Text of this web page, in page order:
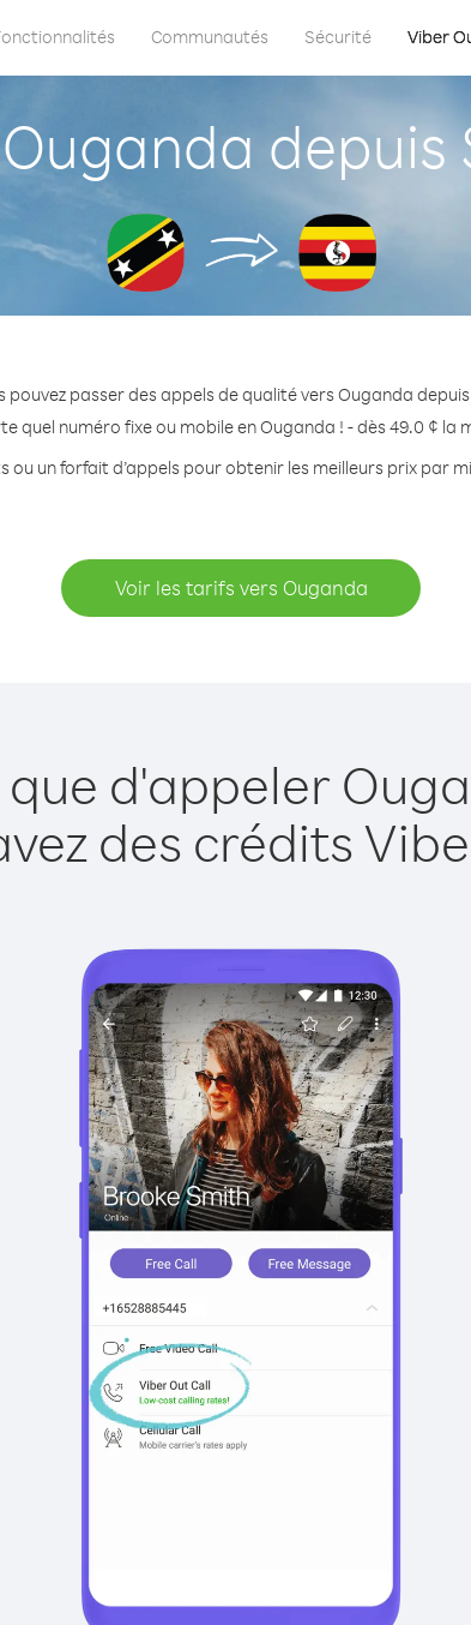
Communautés Sécurité Viber
pouvez passer des appels de qualité vers Ouganda
quel numéro fixe ou mobile en Ouganda ! - dès 49.0 ¢ la
ou un forfait d’appels pour obtenir les meilleurs prix par
Voir les tarifs vers Ouganda
d'appeler
des crédits